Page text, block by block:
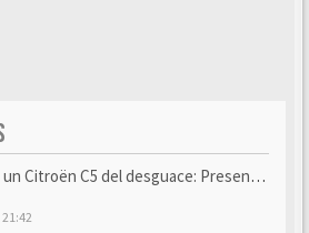
C5 del desguace: Presentación y seguimiento